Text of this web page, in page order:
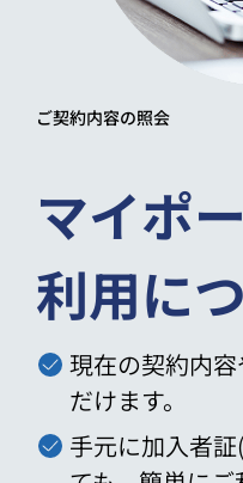
ご契約内容の照会
マイポ
利用に
現在の契約内
だけます。
手元に加入者